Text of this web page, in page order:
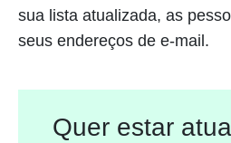
sua lista atualizada, as
seus endereços de e-mail.
Quer estar